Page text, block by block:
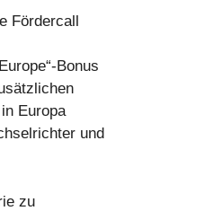
Fördercall
Bonus
Europa
und
zu